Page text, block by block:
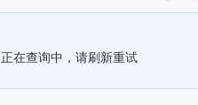
正在查询中，请刷新重试